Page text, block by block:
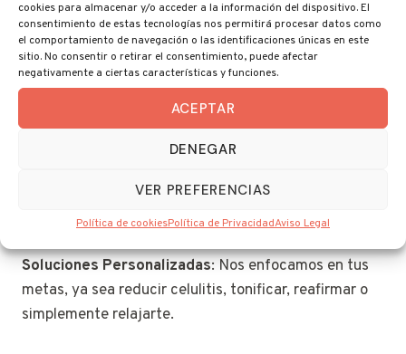
cookies para almacenar y/o acceder a la información del dispositivo. El
consentimiento de estas tecnologías nos permitirá procesar datos como
el comportamiento de navegación o las identificaciones únicas en este
sitio. No consentir o retirar el consentimiento, puede afectar
negativamente a ciertas características y funciones.
ACEPTAR
DENEGAR
VER PREFERENCIAS
Política de cookiesPolítica de PrivacidadAviso Legal
es único y merece ser tratado como tal. Desde el
momento en que cruzas nuestras puertas, nos
dedicamos a entender tus necesidades y objetivos
específicos para ofrecerte una experiencia
totalmente personalizada.
buscamos cambios que impacten tu bienestar
Soluciones Personalizadas: Nos enfocamos en tus
metas, ya sea reducir celulitis, tonificar, reafirmar o
simplemente relajarte.